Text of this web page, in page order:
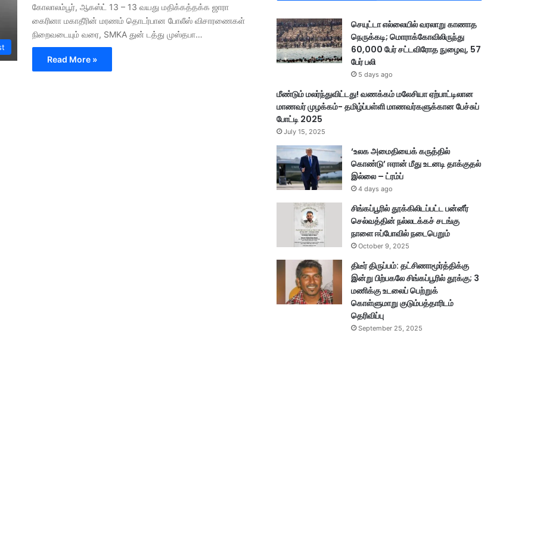
கோலாலம்பூர், ஆகஸ்ட் 13 – 13 வயது மதிக்கத்தக்க ஜாரா
கைரினா மகாதீரின் மரணம் தொடர்பான போலீஸ் விசாரணைகள்
நிறைவடையும் வரை, SMKA துன் டத்து முஸ்தபா…
Read More »
செயுட்டா எல்லையில் வரலாறு காணாத
நெருக்கடி; மொராக்கோவிலிருந்து
60,000 பேர் சட்டவிரோத நுழைவு, 57
பேர் பலி
5 days ago
மீண்டும் மலர்ந்துவிட்டது! வணக்கம் மலேசியா ஏற்பாட்டிலான
மாணவர் முழக்கம்- தமிழ்ப்பள்ளி மாணவர்களுக்கான பேச்சுப்
போட்டி 2025
July 15, 2025
‘உலக அமைதியைக் கருத்தில்
கொண்டு’ ஈரான் மீது உடனடி தாக்குதல்
இல்லை – ட்ரம்ப்
4 days ago
சிங்கப்பூரில் தூக்கிலிடப்பட்ட பன்னீர்
செல்வத்தின் நல்லடக்கச் சடங்கு
நாளை ஈப்போவில் நடைபெறும்
October 9, 2025
திடீர் திருப்பம்: தட்சிணாமூர்த்திக்கு
இன்று பிற்பகலே சிங்கப்பூரில் தூக்கு; 3
மணிக்கு உடலைப் பெற்றுக்
கொள்ளுமாறு குடும்பத்தாரிடம்
தெரிவிப்பு
September 25, 2025